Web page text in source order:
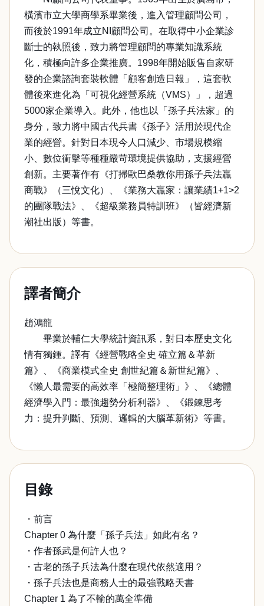
橫濱市立大學商學系畢業後，進入管理顧問公司，
而後於1991年成立NI顧問公司。在取得中小企業診
斷士的執照後，致力將管理顧問的專業知識系統
化，積極向許多企業推廣。1998年開始販售自家研
發的企業諮詢套裝軟體「顧客創造日報」，這套軟
體後來進化為「可視化經營系統（VMS）」，超過
5000家企業導入。此外，他也以「孫子兵法家」的
身分，致力將中國古代兵書《孫子》活用於現代企
業的經營。針對日本現今人口減少、市場規模縮
小、數位衝擊等種種嚴苛環境提供協助，支援經營
創新。主要著作有《打掃歐巴桑教你用孫子兵法贏
商戰》（三悅文化）、《業務大贏家：讓業績1+1>2
的團隊戰法》、《超級業務員特訓班》（皆經濟新
潮社出版）等書。
譯者簡介
趙鴻龍
畢業於輔仁大學統計資訊系，對日本歷史文化
情有獨鍾。譯有《經營戰略全史 確立篇＆革新
篇》、《商業模式全史 創世紀篇＆新世紀篇》、
《懶人最需要的高效率「極簡整理術」》、《總體
經濟學入門：最強趨勢分析利器》、《鍛鍊思考
力：提升判斷、預測、邏輯的大腦革新術》等書。
目錄
・前言
Chapter 0 為什麼「孫子兵法」如此有名？
・作者孫武是何許人也？
・古老的孫子兵法為什麼在現代依然適用？
・孫子兵法也是商務人士的最強戰略天書
Chapter 1 為了不輸的萬全準備